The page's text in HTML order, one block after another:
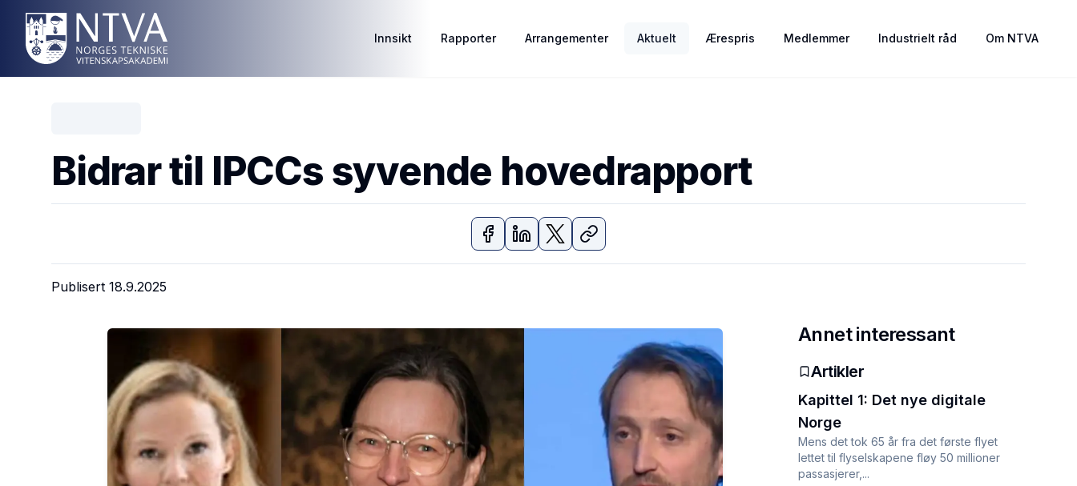
Innsikt Rapporter Arrangementer Aktuelt Ærespris Medlemmer Industrielt råd Om NTVA
Bidrar til IPCCs syvende hovedrapport
Publisert 18.9.2025
Annet interessant
Artikler
Kapittel 1: Det nye digitale
Norge
Mens det tok 65 år fra det første flyet
lettet til flyselskapene fløy 50 millioner
passasjerer,...